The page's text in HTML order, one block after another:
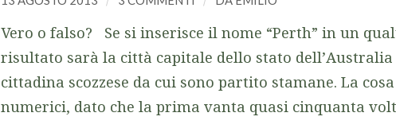
Vero o falso? Se si inserisce il nome “Perth” in un
risultato sarà la città capitale dello stato dell’Australia
cittadina scozzese da cui sono partito stamane. La
numerici, dato che la prima vanta quasi cinquanta